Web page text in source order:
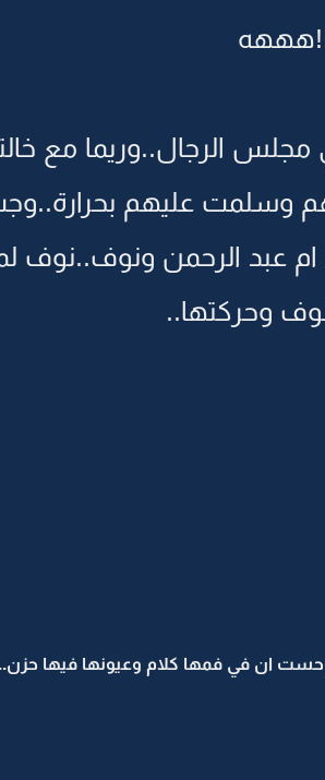
مجلس الرجال..وريما مع
وسلمت عليهم
عبد الرحمن ونوف..نوف
وحركتها..
ان في فمها كلام وعيونها فيها